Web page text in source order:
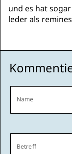
und es hat
leder als
Name
Betreff